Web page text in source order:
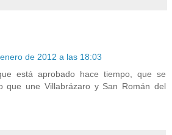
de 2012 a las 18:03
está aprobado hace tiempo, que se
que une Villabrázaro y San Román del